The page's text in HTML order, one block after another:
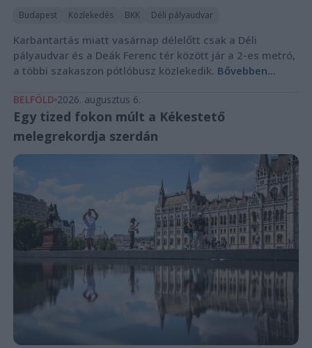
Budapest Közlekedés BKK Déli pályaudvar
Karbantartás miatt vasárnap délelőtt csak a Déli
pályaudvar és a Deák Ferenc tér között jár a 2-es metró,
a többi szakaszon pótlóbusz közlekedik. Bővebben...
BELFÖLD 2026. augusztus 6.
Egy tized fokon múlt a Kékestető
melegrekordja szerdán